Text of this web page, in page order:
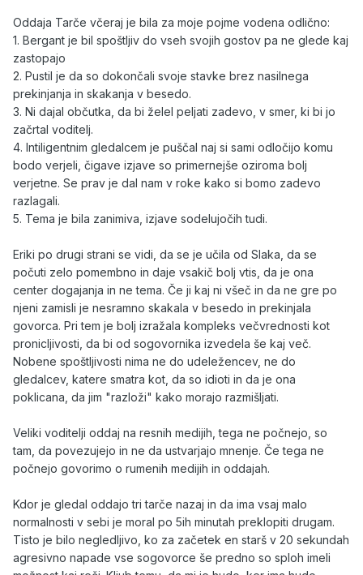
Oddaja Tarče včeraj je bila za moje pojme vodena odlično:
1. Bergant je bil spoštljiv do vseh svojih gostov pa ne glede kaj
zastopajo
2. Pustil je da so dokončali svoje stavke brez nasilnega
prekinjanja in skakanja v besedo.
3. Ni dajal občutka, da bi želel peljati zadevo, v smer, ki bi jo
začrtal voditelj.
4. Intiligentnim gledalcem je puščal naj si sami odločijo komu
bodo verjeli, čigave izjave so primernejše oziroma bolj
verjetne. Se prav je dal nam v roke kako si bomo zadevo
razlagali.
5. Tema je bila zanimiva, izjave sodelujočih tudi.
Eriki po drugi strani se vidi, da se je učila od Slaka, da se
počuti zelo pomembno in daje vsakič bolj vtis, da je ona
center dogajanja in ne tema. Če ji kaj ni všeč in da ne gre po
njeni zamisli je nesramno skakala v besedo in prekinjala
govorca. Pri tem je bolj izražala kompleks večvrednosti kot
pronicljivosti, da bi od sogovornika izvedela še kaj več.
Nobene spoštljivosti nima ne do udeležencev, ne do
gledalcev, katere smatra kot, da so idioti in da je ona
poklicana, da jim "razloži" kako morajo razmišljati.
Veliki voditelji oddaj na resnih medijih, tega ne počnejo, so
tam, da povezujejo in ne da ustvarjajo mnenje. Če tega ne
počnejo govorimo o rumenih medijih in oddajah.
Kdor je gledal oddajo tri tarče nazaj in da ima vsaj malo
normalnosti v sebi je moral po 5ih minutah preklopiti drugam.
Tisto je bilo negledljivo, ko za začetek en starš v 20 sekundah
agresivno napade vse sogovorce še predno so sploh imeli